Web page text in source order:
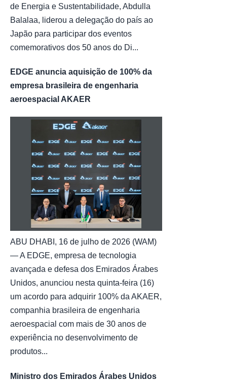
de Energia e Sustentabilidade, Abdulla
Balalaa, liderou a delegação do país ao
Japão para participar dos eventos
comemorativos dos 50 anos do Di...
EDGE anuncia aquisição de 100% da
empresa brasileira de engenharia
aeroespacial AKAER
ABU DHABI, 16 de julho de 2026 (WAM)
— A EDGE, empresa de tecnologia
avançada e defesa dos Emirados Árabes
Unidos, anunciou nesta quinta-feira (16)
um acordo para adquirir 100% da AKAER,
companhia brasileira de engenharia
aeroespacial com mais de 30 anos de
experiência no desenvolvimento de
produtos...
Ministro dos Emirados Árabes Unidos